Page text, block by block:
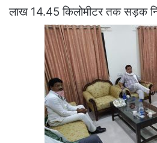
लाख 14.45 किलोमीटर तक सड़क